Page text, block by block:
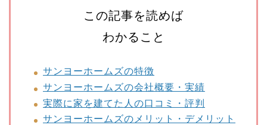
この記事を読めば
わかること
サンヨーホームズの特徴
サンヨーホームズの会社概要・実績
実際に家を建てた人の口コミ・評判
サンヨーホームズのメリット・デメリット